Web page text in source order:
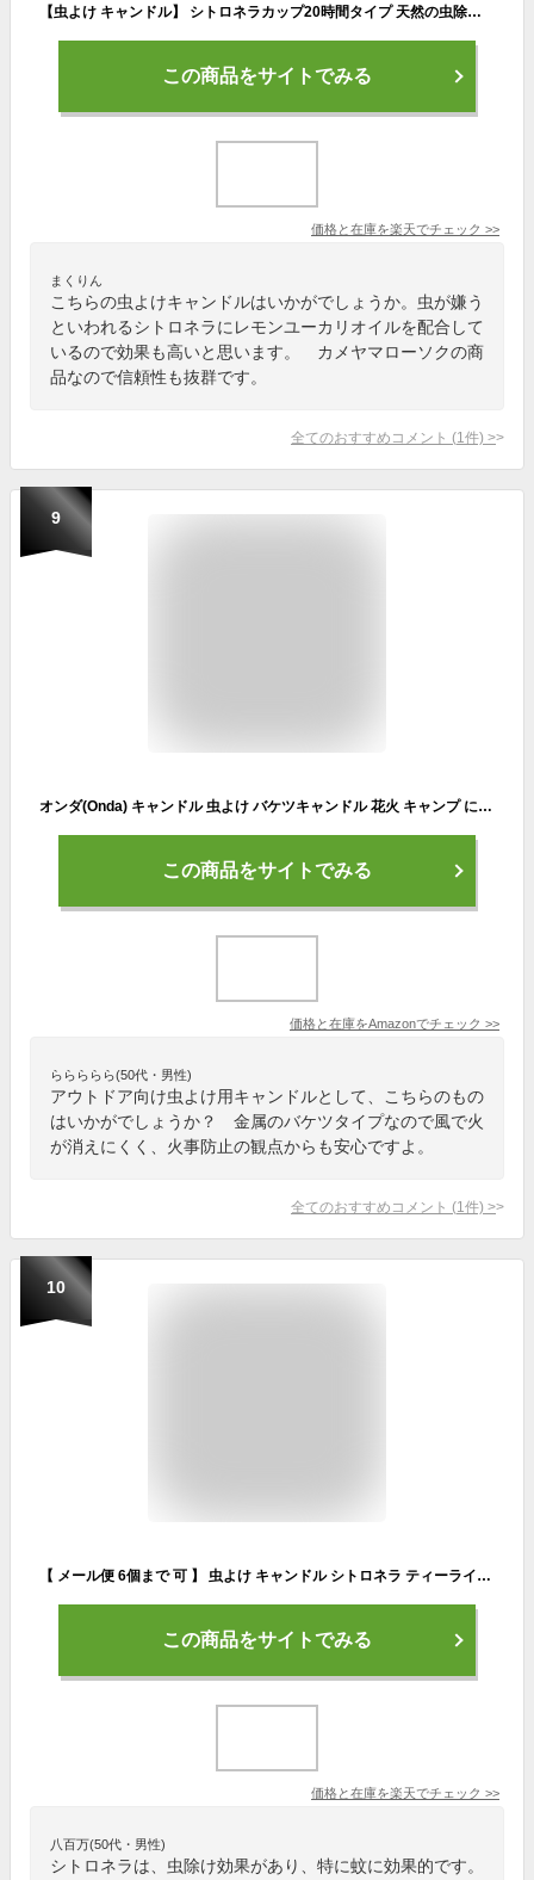
【虫よけ キャンドル】 シトロネラカップ20時間タイプ 天然の虫除け アロマ 虫が嫌うといわれるシトロネラにレモンユーカリオイルを配合 カメヤマ
この商品をサイトでみる
価格と在庫を楽天でチェック >>
まくりん
こちらの虫よけキャンドルはいかがでしょうか。虫が嫌う
といわれるシトロネラにレモンユーカリオイルを配合して
いるので効果も高いと思います。 カメヤマローソクの商
品なので信頼性も抜群です。
全てのおすすめコメント (1 件) >
9
オンダ(Onda) キャンドル 虫よけ バケツキャンドル 花火 キャンプ に大活躍 シトロネラ 香り アウトドア イエロー
この商品をサイトでみる
価格と在庫をAmazonでチェック >>
ららららら(50代・男性)
アウトドア向け虫よけ用キャンドルとして、こちらのもの
はいかがでしょうか？ 金属のバケツタイプなので風で火
が消えにくく、火事防止の観点からも安心ですよ。
全てのおすすめコメント (1 件) >
10
【 メール便 6個まで 可 】 虫よけ キャンドル シトロネラ ティーライト 4個入り kameyama candle house 蚊 虫 対策 ガーデンキャンドル 【 正規販売店 】
この商品をサイトでみる
価格と在庫を楽天でチェック >>
八百万(50代・男性)
シトロネラは、虫除け効果があり、特に蚊に効果的です。